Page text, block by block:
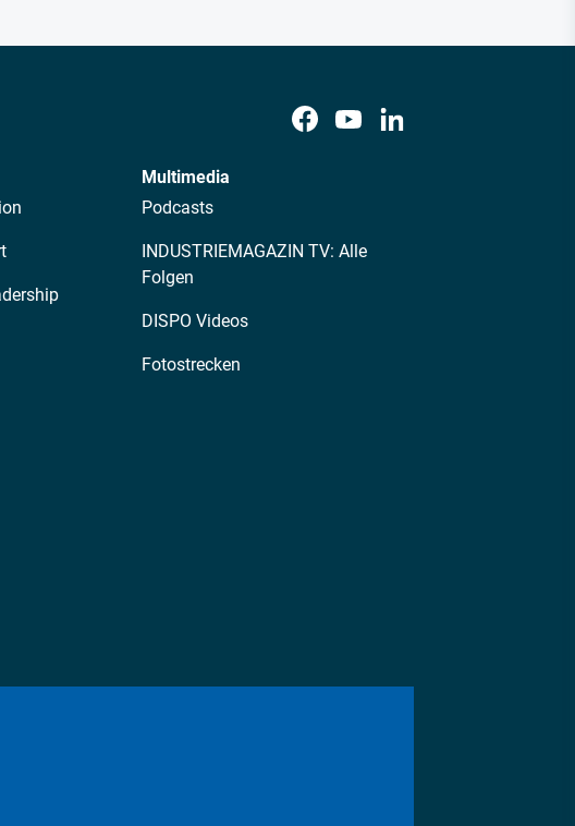
Multimedia
Podcasts
INDUSTRIEMAGAZIN TV: Alle
Folgen
DISPO Videos
Fotostrecken